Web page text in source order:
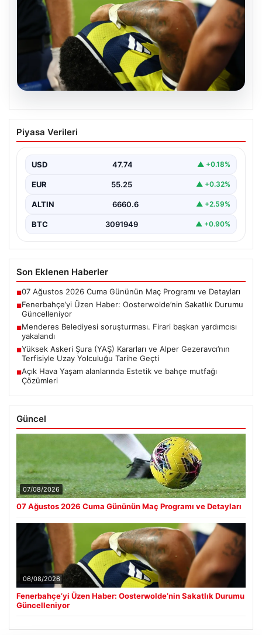
Fenerbahçe’yi Üzen Haber:
Oosterwolde’nin Sakatlık Durumu
Fenerbahçe futbol ailesi, geçtiğimiz günlerde oynanan
Piyasa Verileri
USD 47.74 ▲ +0.18%
EUR 55.25 ▲ +0.32%
ALTIN 6660.6 ▲ +2.59%
BTC 3091949 ▲ +0.90%
Son Eklenen Haberler
■07 Ağustos 2026 Cuma Gününün Maç Programı ve Detayları
■Fenerbahçe’yi Üzen Haber: Oosterwolde’nin Sakatlık Durumu
Güncelleniyor
■Menderes Belediyesi soruşturması. Firari başkan yardımcısı
yakalandı
■Yüksek Askeri Şura (YAŞ) Kararları ve Alper Gezeravcı’nın
Terfisiyle Uzay Yolculuğu Tarihe Geçti
■Açık Hava Yaşam alanlarında Estetik ve bahçe mutfağı
Çözümleri
Güncel
07/08/2026
07 Ağustos 2026 Cuma Gününün Maç Programı ve Detayları
06/08/2026
Fenerbahçe’yi Üzen Haber: Oosterwolde’nin Sakatlık Durumu
Güncelleniyor